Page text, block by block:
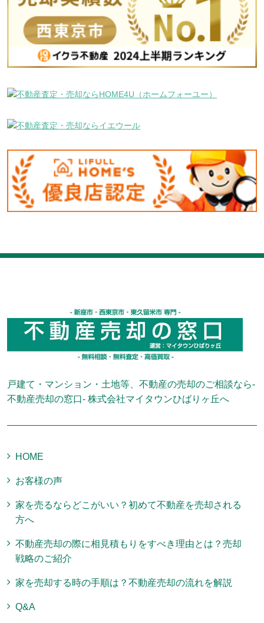
戸建て・マンション・土地等、不動産の売却のご相談なら-
不動産売却の窓口- 株式会社マイタウンひばりヶ丘へ
HOME
お客様の声
家を売るならどこがいい？初めて不動産を売却される
方へ
不動産売却の際に相見積もりをすべき理由とは？売却
戦略のご紹介
家を売却する時の手順は？不動産売却の流れを解説
Q&A